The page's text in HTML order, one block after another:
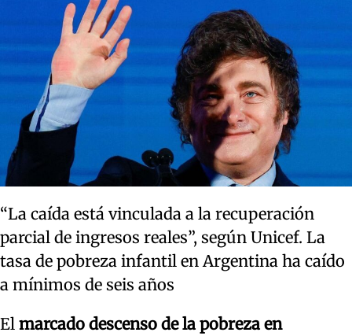
“La caída está vinculada a la recuperación
parcial de ingresos reales”, según Unicef. La
tasa de pobreza infantil en Argentina ha caído
a mínimos de seis años
El marcado descenso de la pobreza en